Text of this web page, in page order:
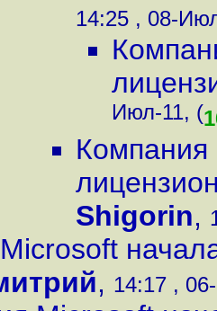
14:25 , 08-
Июл-11, (
Компания
Shigorin,
, 14:17 ,